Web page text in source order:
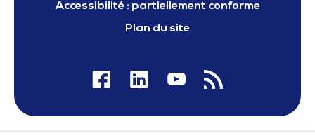
Accessibilité : partiellement conforme
Plan du site